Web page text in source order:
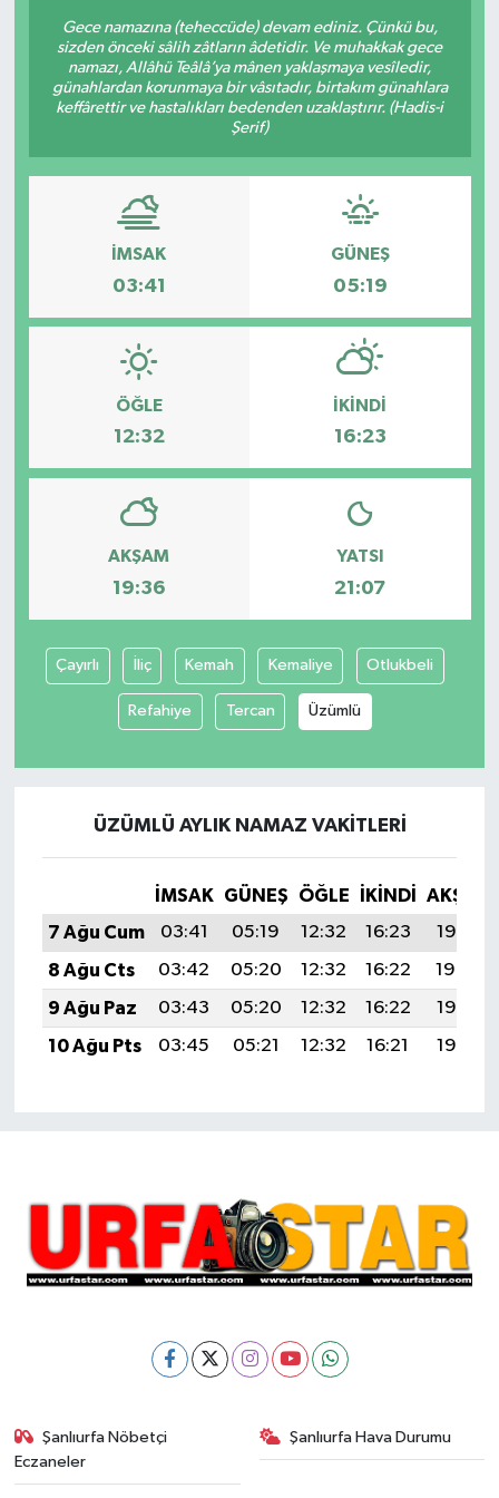
Gece namazına (teheccüde) devam ediniz. Çünkü bu,
sizden önceki sâlih zâtların âdetidir. Ve muhakkak gece
namazı, Allâhü Teâlâ’ya mânen yaklaşmaya vesîledir,
günahlardan korunmaya bir vâsıtadır, birtakım günahlara
keffârettir ve hastalıkları bedenden uzaklaştırır. (Hadis-i
Şerif)
İMSAK
03:41
GÜNEŞ
05:19
ÖĞLE
12:32
İKINDI
16:23
AKŞAM
19:36
YATSI
21:07
Çayırlı İliç Kemah Kemaliye Otlukbeli
Refahiye Tercan Üzümlü
ÜZÜMLÜ AYLIK NAMAZ VAKITLERI
İMSAK GÜNEŞ ÖĞLE İKINDI
AKŞAM
7 Ağu Cum
03:41 05:19 12:32 16:23
19:36
8 Ağu Cts
03:42 05:20 12:32 16:22
19:34
9 Ağu Paz
03:43 05:20 12:32 16:22
19:33
10 Ağu Pts
03:45 05:21 12:32 16:21 19:32
Şanlıurfa Nöbetçi
Eczaneler
Şanlıurfa Hava Durumu